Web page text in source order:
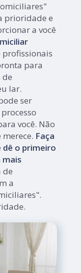
prioridade e
a você
profissionais
para
de
lar.
ser
você. Não
Faça
o primeiro
mais
de
a